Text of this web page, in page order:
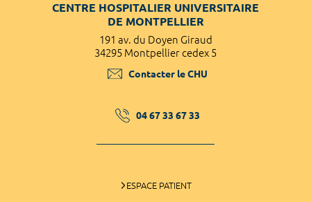
CENTRE HOSPITALIER UNIVERSITAIRE
DE MONTPELLIER
191 av. du Doyen Giraud
34295 Montpellier cedex 5
Contacter le CHU
04 67 33 67 33
ESPACE PATIENT